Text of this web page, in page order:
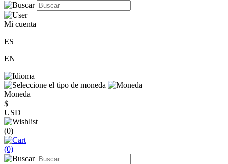
Mi cuenta
ES
EN
Moneda
$
USD
(0)
(0)